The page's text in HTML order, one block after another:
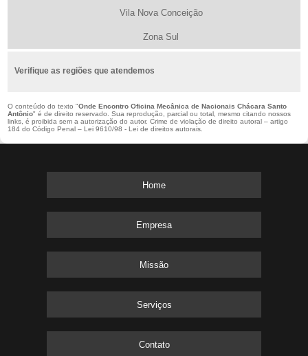
Vila Nova Conceição
Zona Sul
Verifique as regiões que atendemos
O conteúdo do texto "Onde Encontro Oficina Mecânica de Nacionais Chácara Santo
Antônio" é de direito reservado. Sua reprodução, parcial ou total, mesmo citando nossos
links, é proibida sem a autorização do autor. Crime de violação de direito autoral – artigo
184 do Código Penal –Lei 9610/98 - Lei de direitos autorais.
Home
Empresa
Missão
Serviços
Contato